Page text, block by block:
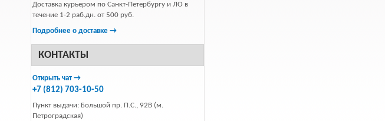
Доставка курьером по Санкт-Петербургу и ЛО в
течение 1-2 раб.дн. от 500 руб.
Подробнее о доставке →
КОНТАКТЫ
Открыть чат →
+7 (812) 703-10-50
Пункт выдачи: Большой пр. П.С., 92В (м.
Петроградская)